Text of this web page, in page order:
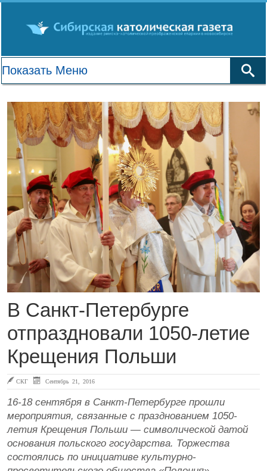
В Санкт-Петербурге
отпраздновали 1050-летие
Крещения Польши
СКГ Сентябрь 21, 2016
16-18 сентября в Санкт-Петербурге прошли
мероприятия, связанные с празднованием 1050-
летия Крещения Польши — символической датой
основания польского государства. Торжества
состоялись по инициативе культурно-